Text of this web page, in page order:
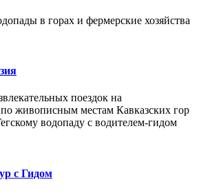
в горах и фермерские хозяйства
поездок на
живописным местам Кавказских гор
водопаду с водителем-гидом
с Гидом